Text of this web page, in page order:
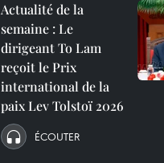
Actualité de la
semaine : Le
dirigeant To Lam
reçoit le Prix
international de la
paix Lev Tolstoï 2026
ÉCOUTER